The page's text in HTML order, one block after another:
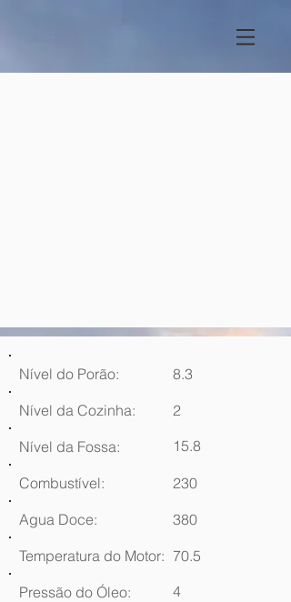
Nível do Porão:
8.3
Nível da Cozinha:
2
Nível da Fossa:
15.8
Combustível:
230
Agua Doce:
380
Temperatura do Motor: 70.5
Pressão do Óleo:
4